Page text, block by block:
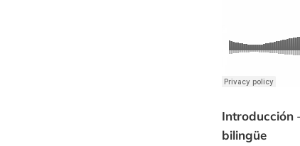
Introducción
bilingüe